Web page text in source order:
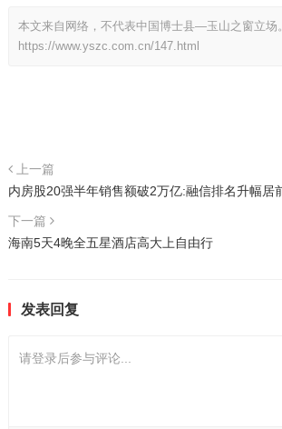
本文来自网络，不代表中国博士县—玉山之窗立场
https://www.yszc.com.cn/147.html
上一篇
内房股20强半年销售额破2万亿:融信排名升幅居
下一篇
海南5天4晚全五星酒店高大上自由行
发表回复
请登录后参与评论...